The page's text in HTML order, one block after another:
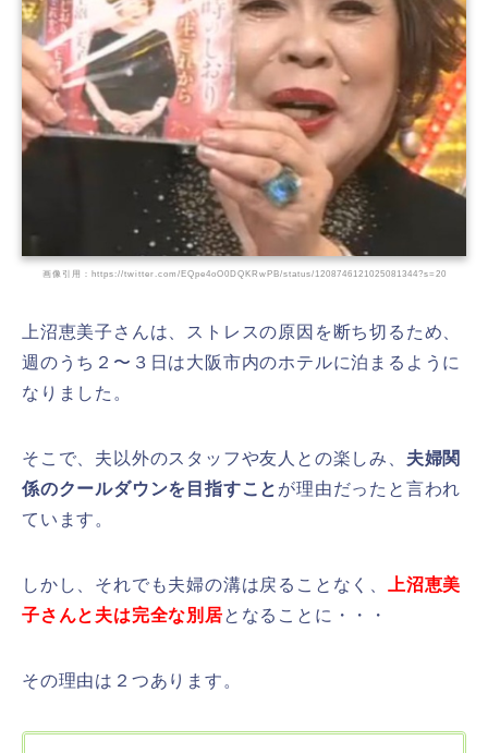
画像引用：https://twitter.com/EQpe4oO0DQKRwPB/status/1208746121025081344?s=20
上沼恵美子さんは、ストレスの原因を断ち切るため、
週のうち２〜３日は大阪市内のホテルに泊まるように
なりました。
そこで、夫以外のスタッフや友人との楽しみ、 夫婦関
係のクールダウンを目指すこと が理由だったと言われ
ています。
しかし、それでも夫婦の溝は戻ることなく、
上沼恵美
子さんと夫は完全な別居となることに・・・
その理由は２つあります。